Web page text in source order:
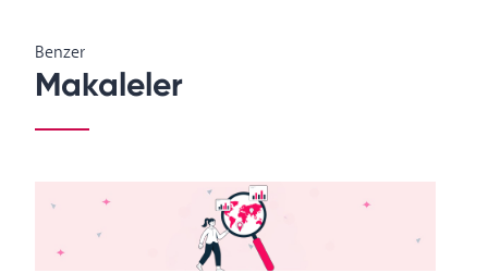
Benzer
Makaleler